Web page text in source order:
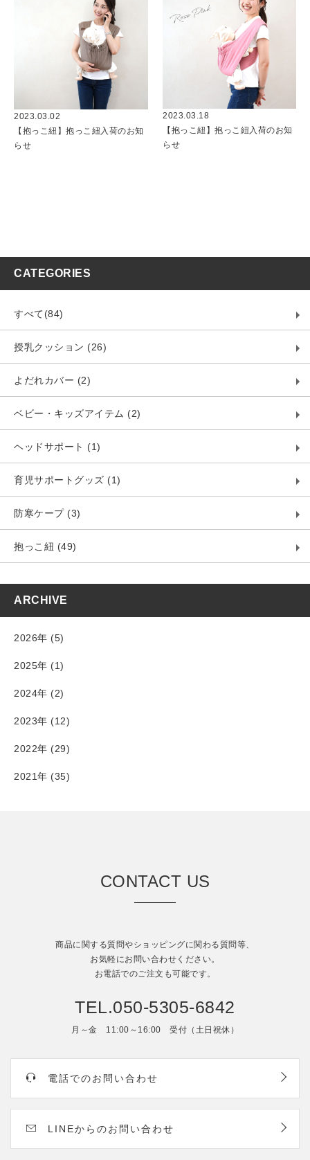
2023.03.02
【抱っこ紐】抱っこ紐入荷のお知
らせ
2023.03.18
【抱っこ紐】抱っこ紐入荷のお知
らせ
CATEGORIES
すべて(84)
授乳クッション (26)
よだれカバー (2)
ベビー・キッズアイテム (2)
ヘッドサポート (1)
育児サポートグッズ (1)
防寒ケープ (3)
抱っこ紐 (49)
ARCHIVE
2026年 (5)
2025年 (1)
2024年 (2)
2023年 (12)
2022年 (29)
2021年 (35)
CONTACT US
商品に関する質問やショッピングに関わる質問等、
お気軽にお問い合わせください。
お電話でのご注文も可能です。
TEL.050-5305-6842
月～金 11:00～16:00 受付（土日祝休）
電話でのお問い合わせ
LINEからのお問い合わせ